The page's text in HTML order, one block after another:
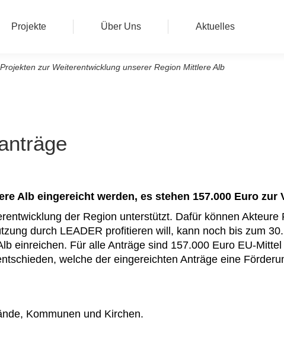
Projekte Über Uns Aktuelles
zur Weiterentwicklung unserer Region Mittlere Alb
Alb eingereicht werden, es stehen 157.000 Euro zur
der Region unterstützt. Dafür können Akteure
durch LEADER profitieren will, kann noch bis zum
einreichen. Für alle Anträge sind 157.000 Euro EU-
welche der eingereichten Anträge eine
Kommunen und Kirchen.